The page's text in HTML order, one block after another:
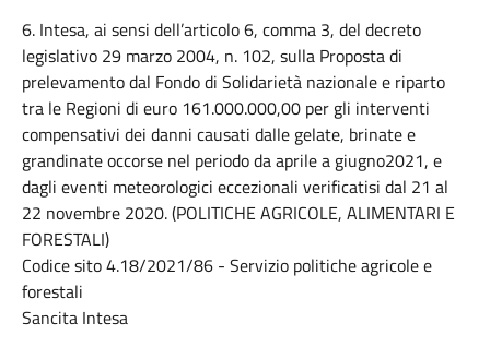
6. Intesa, ai sensi dell’articolo 6, comma 3, del decreto
legislativo 29 marzo 2004, n. 102, sulla Proposta di
prelevamento dal Fondo di Solidarietà nazionale e riparto
tra le Regioni di euro 161.000.000,00 per gli interventi
compensativi dei danni causati dalle gelate, brinate e
grandinate occorse nel periodo da aprile a giugno2021, e
dagli eventi meteorologici eccezionali verificatisi dal 21 al
22 novembre 2020. (POLITICHE AGRICOLE, ALIMENTARI E
FORESTALI)
Codice sito 4.18/2021/86 - Servizio politiche agricole e
forestali
Sancita Intesa